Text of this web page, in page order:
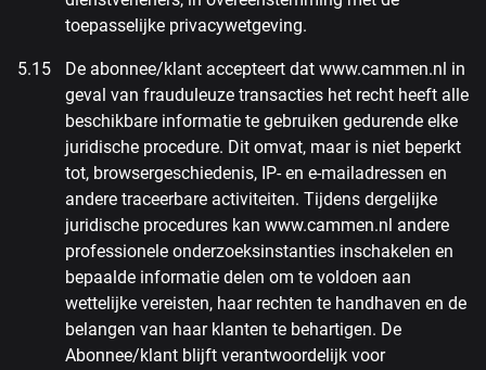
toepasselijke privacywetgeving.
De abonnee/klant accepteert dat www.cammen.nl in
geval van frauduleuze transacties het recht heeft alle
beschikbare informatie te gebruiken gedurende elke
juridische procedure. Dit omvat, maar is niet beperkt
tot, browsergeschiedenis, IP- en e-mailadressen en
andere traceerbare activiteiten. Tijdens dergelijke
juridische procedures kan www.cammen.nl andere
professionele onderzoeksinstanties inschakelen en
bepaalde informatie delen om te voldoen aan
wettelijke vereisten, haar rechten te handhaven en de
belangen van haar klanten te behartigen. De
Abonnee/klant blijft verantwoordelijk voor